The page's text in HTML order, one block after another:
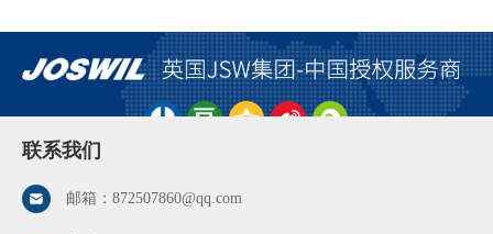
联系我们
邮箱： 872507860@qq.com